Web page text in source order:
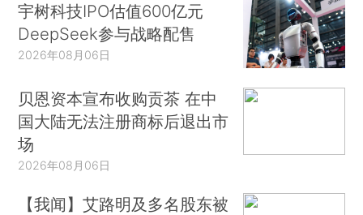
宇树科技IPO估值600亿元
DeepSeek参与战略配售
2026年08月06日
贝恩资本宣布收购贡茶 在中
国大陆无法注册商标后退出市
场
2026年08月06日
【我闻】艾路明及多名股东被